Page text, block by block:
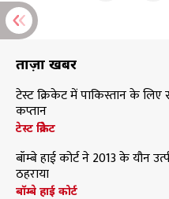
ताज़ा खबरें
टेस्ट क्रिकेट में पाकिस्तान के
कप्तान
टेस्ट क्रिकेट
बॉम्बे हाई कोर्ट ने 2013 के यौन
ठहराया
बॉम्बे हाई कोर्ट